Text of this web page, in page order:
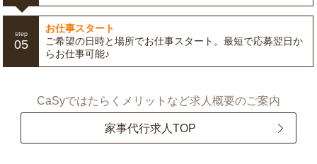
step
05
お仕事スタート
ご希望の日時と場所でお仕事スタート。最短で応募翌日か
らお仕事可能♪
CaSyではたらくメリットなど求人概要のご案内
家事代行求人TOP